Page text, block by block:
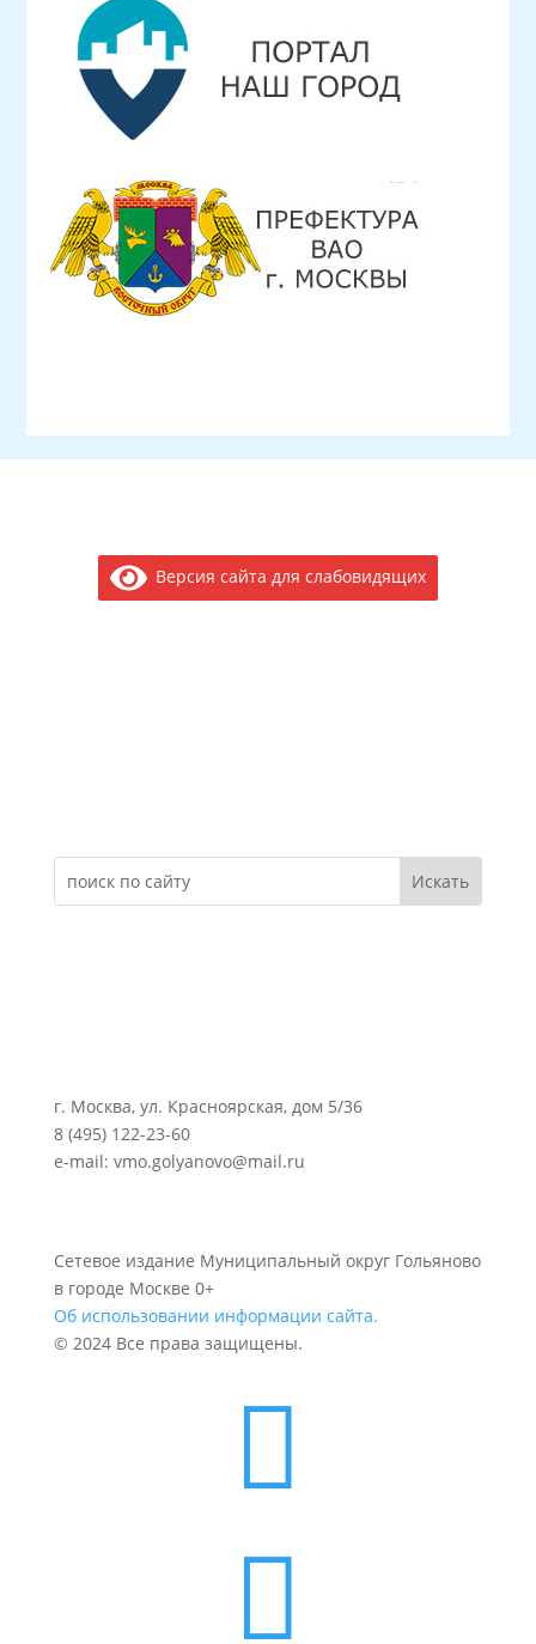
Версия сайта для слабовидящих
г. Москва, ул. Красноярская, дом 5/36
8 (495) 122-23-60
e-mail: vmo.golyanovo@mail.ru
Сетевое издание Муниципальный округ Гольяново
в городе Москве 0+
Об использовании информации сайта.
© 2024 Все права защищены.

